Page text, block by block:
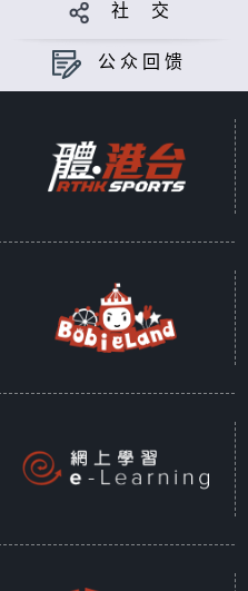
社 交
公众回馈